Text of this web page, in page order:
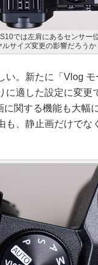
では左肩にあるセンサー
サイズ変更の影響だろうか
い。新たに「Vlog
に適した設定に変更
関する機能も大幅
も、静止画だけでな